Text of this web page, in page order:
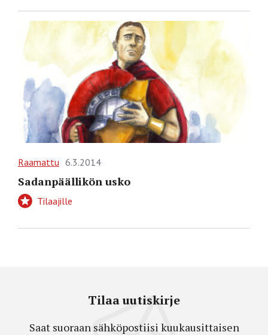
Raamattu 6.3.2014
Sadanpäällikön usko
Tilaajille
Tilaa uutiskirje
Saat suoraan sähköpostiisi kuukausittaisen